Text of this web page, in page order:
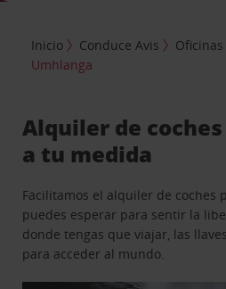
Inicio Conduce Avis Oficinas
Umhlanga
Alquiler de
a tu medida
Facilitamos el alquiler de coches
puedes esperar para sentir la
donde tengas que viajar, las
para acceder al mundo.